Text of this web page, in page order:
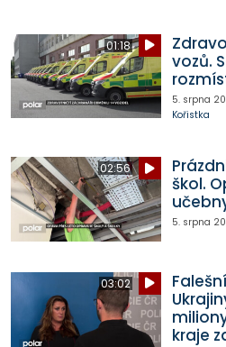
01:18
vozů.
5. srpna
Kořistka
02:56
škol.
5. srpna
03:02
kraje